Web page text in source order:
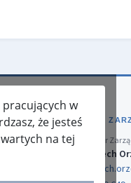
w
że jesteś
na tej
BIURO
Dyrektor
Wojciech